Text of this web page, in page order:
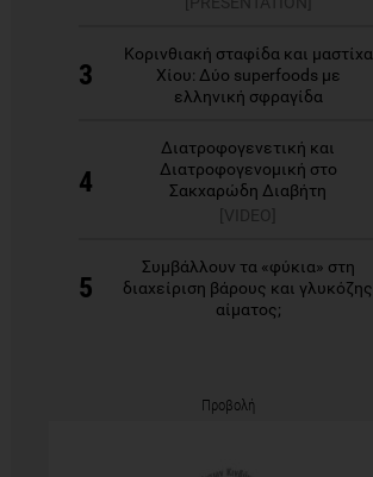
3
Κορινθιακή σταφίδα και μαστίχα
Χίου: Δύο superfoods με
ελληνική σφραγίδα
4
Διατροφογενετική και
Διατροφογενομική στο
Σακχαρώδη Διαβήτη
[VIDEO]
5
Συμβάλλουν τα «φύκια» στη
διαχείριση βάρους και γλυκόζης
αίματος;
Προβολή